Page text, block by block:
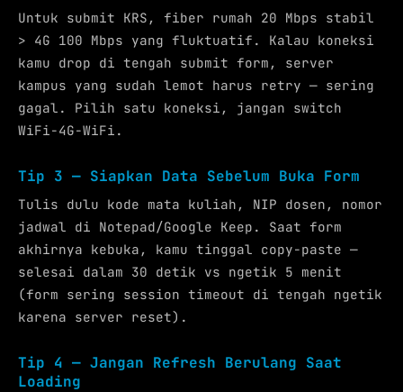
Untuk submit KRS, fiber rumah 20 Mbps stabil
> 4G 100 Mbps yang fluktuatif. Kalau koneksi
kamu drop di tengah submit form, server
kampus yang sudah lemot harus retry — sering
gagal. Pilih satu koneksi, jangan switch
WiFi-4G-WiFi.
Tip 3 — Siapkan Data Sebelum Buka Form
Tulis dulu kode mata kuliah, NIP dosen, nomor
jadwal di Notepad/Google Keep. Saat form
akhirnya kebuka, kamu tinggal copy-paste —
selesai dalam 30 detik vs ngetik 5 menit
(form sering session timeout di tengah ngetik
karena server reset).
Tip 4 — Jangan Refresh Berulang Saat
Loading